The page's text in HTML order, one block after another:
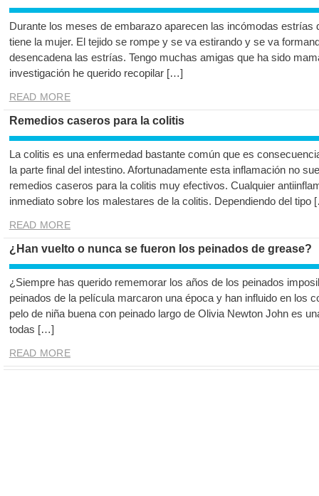
Durante los meses de embarazo aparecen las incómodas estrías
tiene la mujer. El tejido se rompe y se va estirando y se va
desencadena las estrías. Tengo muchas amigas que ha sido
investigación he querido recopilar […]
READ MORE
Remedios caseros para la colitis
La colitis es una enfermedad bastante común que es
la parte final del intestino. Afortunadamente esta inflamación no
remedios caseros para la colitis muy efectivos. Cualquier
inmediato sobre los malestares de la colitis. Dependiendo del tipo
READ MORE
¿Han vuelto o nunca se fueron los peinados de grease?
¿Siempre has querido rememorar los años de los peinados
peinados de la película marcaron una época y han influido en los
pelo de niña buena con peinado largo de Olivia Newton John es
todas […]
READ MORE